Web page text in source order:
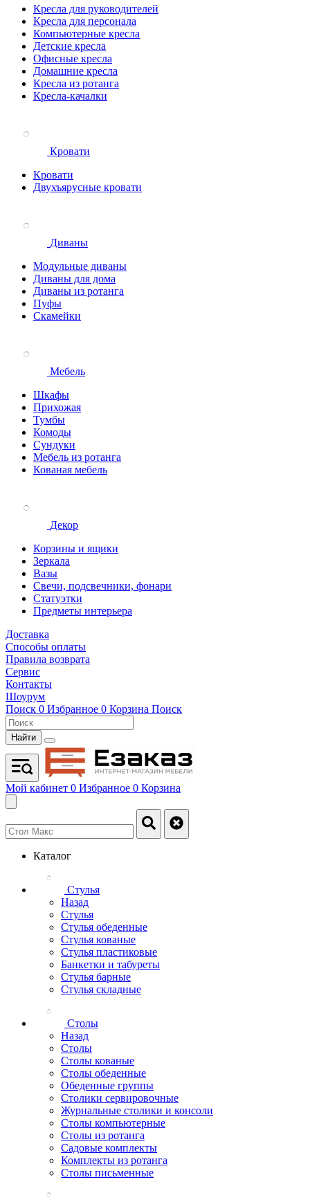
Кресла для руководителей
Кресла для персонала
Компьютерные кресла
Детские кресла
Офисные кресла
Домашние кресла
Кресла из ротанга
Кресла-качалки
Кровати
Кровати
Двухъярусные кровати
Диваны
Модульные диваны
Диваны для дома
Диваны из ротанга
Пуфы
Скамейки
Мебель
Шкафы
Прихожая
Тумбы
Комоды
Сундуки
Мебель из ротанга
Кованая мебель
Декор
Корзины и ящики
Зеркала
Вазы
Свечи, подсвечники, фонари
Статуэтки
Предметы интерьера
Доставка
Способы оплаты
Правила возврата
Сервис
Контакты
Шоурум
Поиск 0 Избранное 0 Корзина Поиск
Найти
Мой кабинет 0 Избранное 0 Корзина
Каталог
Стулья
Назад
Стулья
Стулья обеденные
Стулья кованые
Стулья пластиковые
Банкетки и табуреты
Стулья барные
Стулья складные
Столы
Назад
Столы
Столы кованые
Столы обеденные
Обеденные группы
Столики сервировочные
Журнальные столики и консоли
Столы компьютерные
Столы из ротанга
Садовые комплекты
Комплекты из ротанга
Столы письменные